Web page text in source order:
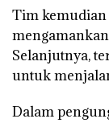
Tim kemudian
Selanjutnya,
untuk
Dalam